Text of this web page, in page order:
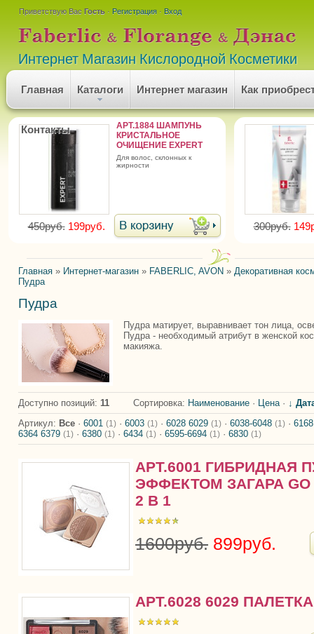
Приветствую Вас Гость · Регистрация · Вход
Интернет Магазин Кислородной Косметики
Главная Каталоги Интернет магазин Как
Контакты
АРТ.1884 ШАМПУНЬ
КРИСТАЛЬНОЕ
ОЧИЩЕНИЕ EXPERT
для волос, склонных к
жирности
450руб. 199руб. 300руб.
Главная » Интернет-магазин » FABERLIC, AVON » Декоративная
Пудра
Пудра
Пудра матирует, выравнивает тон лица,
Пудра - необходимый атрибут в женской
макияжа.
Доступно позиций: 11 Сортировка: Наименование · Цена· ↓
Артикул: Все · 6001 (1) · 6003 (1) · 6028 6029 (1) · 6038-6048 (1) ·
6364 6379 (1) · 6380 (1) · 6434 (1) · 6595-6694 (1) · 6830 (1)
АРТ.6001 ГИБРИДНАЯ
ЭФФЕКТОМ ЗАГАРА GO
2 В 1
1600руб. 899руб.
АРТ.6028 6029